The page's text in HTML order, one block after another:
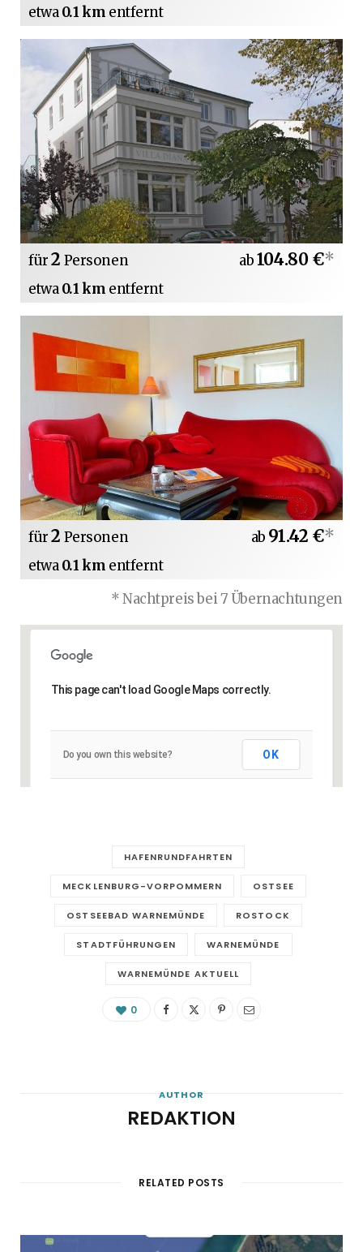
etwa0.1 km entfernt
für2 Personen
etwa0.1 km entfernt
ab104.80 €*
für2 Personen
etwa0.1 km entfernt
ab 91.42 €*
* Nachtpreis bei 7 Übernachtungen
This page can't load Google Maps correctly.
Do you own this website? OK
HAFENRUNDFAHRTEN
MECKLENBURG-VORPOMMERN OSTSEE
OSTSEEBAD WARNEMÜNDE ROSTOCK
STADTFÜHRUNGEN WARNEMÜNDE
WARNEMÜNDE AKTUELL
0
AUTHOR
REDAKTION
RELATED POSTS